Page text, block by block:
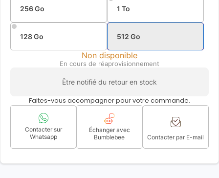
256 Go 1 To
128 Go 512 Go
Non disponible
En cours de réaprovisionnement
Être notifié du retour en stock
Faites-vous accompagner pour votre commande.
Contacter sur
Whatsapp
Échanger avec
Bumblebee
Contacter par E-mail